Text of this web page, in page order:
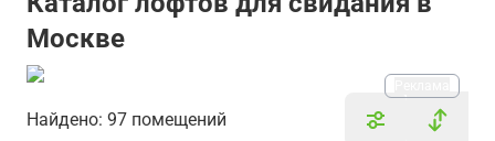
Москве
Найдено: 97 помещений